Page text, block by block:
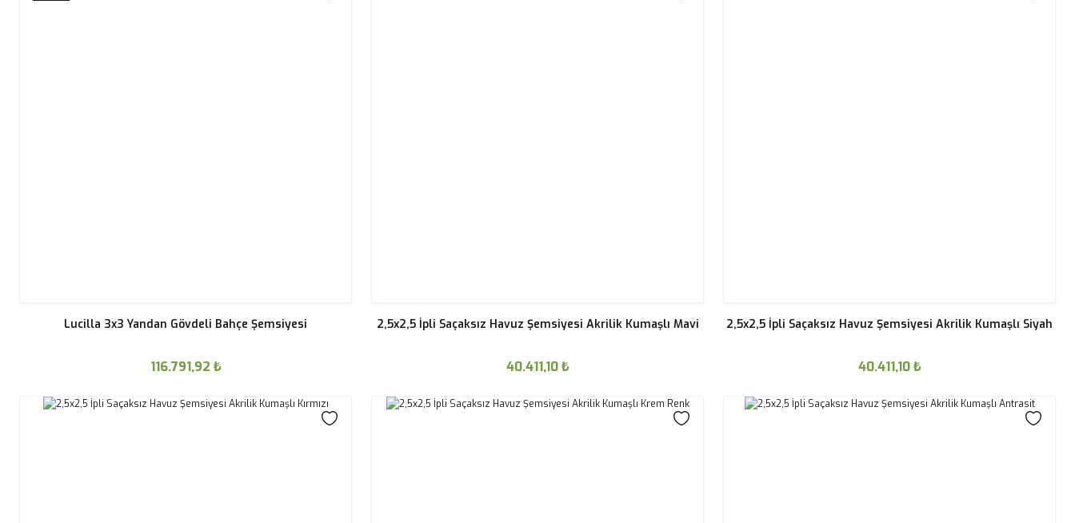
Lucilla 3x3 Yandan Gövdeli Bahçe Şemsiyesi
116.791,92 ₺
2,5x2,5 İpli Saçaksız Havuz Şemsiyesi Akrilik Kumaşlı Mavi
40.411,10₺
2,5x2,5 İpli Saçaksız Havuz Şemsiyesi Akrilik Kumaşlı Siyah
40.411,10₺